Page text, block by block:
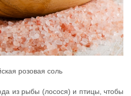
розовая соль
из рыбы (лосося) и птицы, чтобы